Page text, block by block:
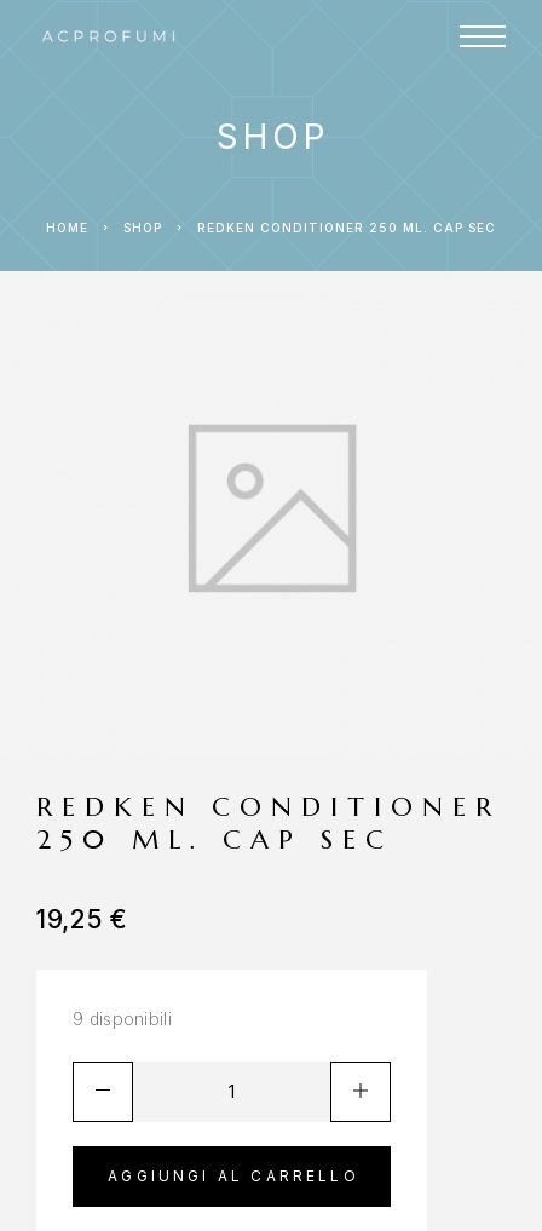
SHOP
HOME SHOP REDKEN CONDITIONER 250 ML. CAP SEC
REDKEN CONDITIONER
250 ML. CAP SEC
19,25 €
9 disponibili
AGGIUNGI AL CARRELLO